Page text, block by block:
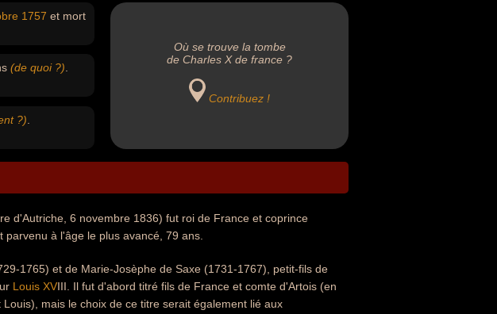
1757 et mort
(de quoi ?)
?)
Où se trouve la tombe
de Charles X de france ?
Contribuez !
d'Autriche, 6 novembre 1836) fut roi de France et coprince
à l'âge le plus avancé, 79 ans.
1765) et de Marie-Josèphe de Saxe (1731-1767), petit-fils de
Louis XVIII. Il fut d'abord titré fils de France et comte d'Artois (en
mais le choix de ce titre serait également lié aux